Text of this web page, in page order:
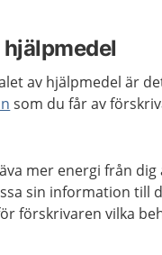
av hjälpmedel är
som du får av
mer energi från
sin information till
förskrivaren vilka